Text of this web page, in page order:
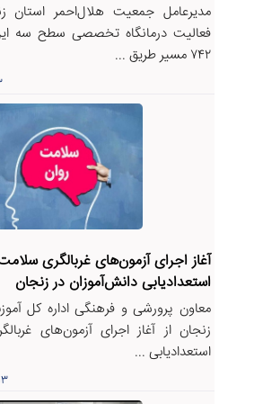
مدیرعامل جمعیت هلال‌احمر استان
فعالیت درمانگاه تخصصی سطح سه
۷۴۲ مسیر طریق‌ ...
آغاز اجرای آزمون‌های غربالگری
استعدادیابی دانش‌آموزان در زنجان
معاون پرورشی و فرهنگی اداره کل
زنجان از آغاز اجرای آزمون‌های
استعدادیابی ...